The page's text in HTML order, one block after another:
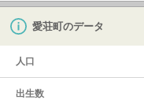
愛荘町のデータ
人口
出生数